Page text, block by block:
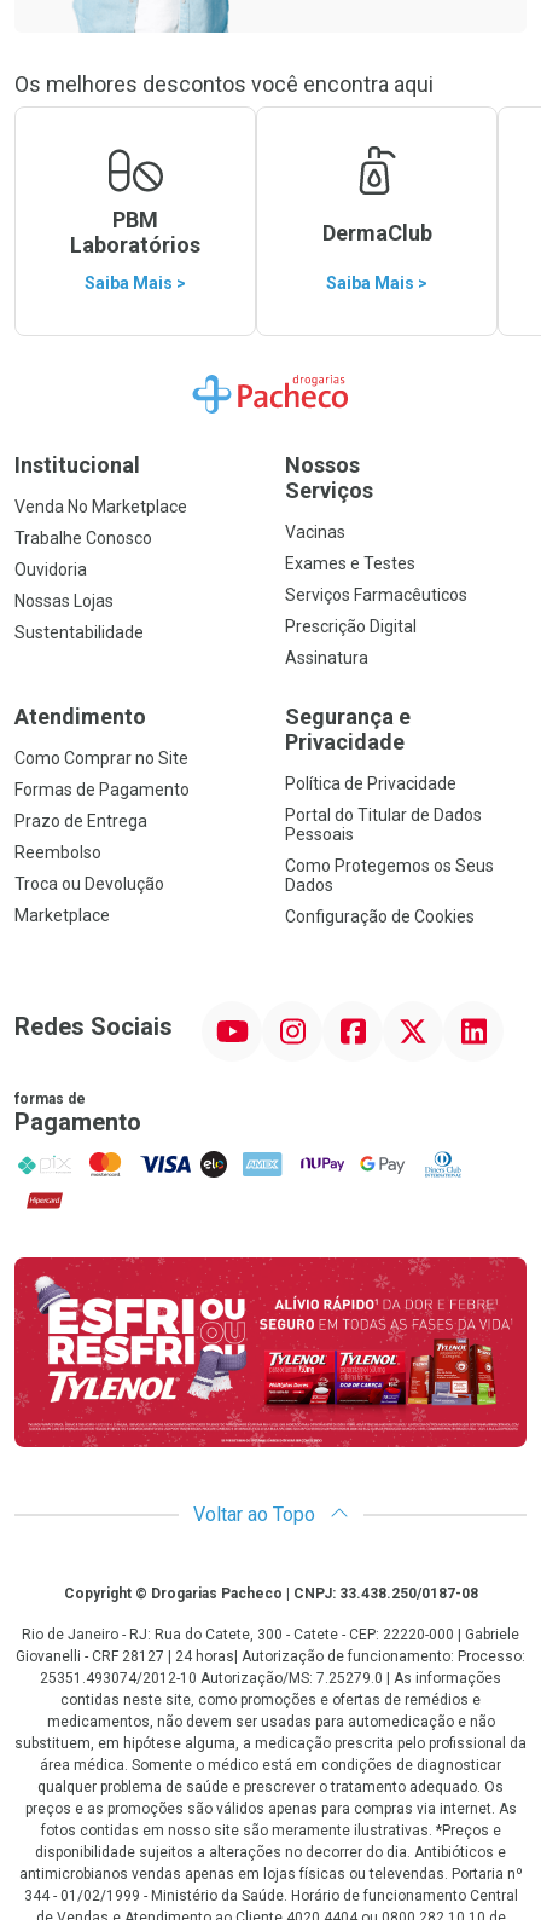
Os melhores descontos você encontra aqui
PBM
Laboratórios
Saiba Mais >
DermaClub
Saiba Mais >
Ir para a Home
Institucional
Venda No Marketplace
Trabalhe Conosco
Ouvidoria
Nossas Lojas
Sustentabilidade
Nossos
Serviços
Vacinas
Exames e Testes
Serviços Farmacêuticos
Prescrição Digital
Assinatura
Atendimento
Como Comprar no Site
Formas de Pagamento
Prazo de Entrega
Reembolso
Troca ou Devolução
Marketplace
Segurança e
Privacidade
Política de Privacidade
Portal do Titular de Dados
Pessoais
Como Protegemos os Seus
Dados
Configuração de Cookies
Redes Sociais InstagramFacebook Linkedin
formas de
Pagamento
PIX MasterCard
VISA ELO AMEX NuPay Google PayDiners Club
Hipercard
Promoção em Destaque
Voltar ao Topo
CopyrightCopyright © Drogarias Pacheco | CNPJ: 33.438.250/0187-08
Rio de Janeiro - RJ: Rua do Catete, 300 - Catete - CEP: 22220-000 | Gabriele
Giovanelli - CRF 28127 | 24 horas| Autorização de funcionamento: Processo:
25351.493074/2012-10 Autorização/MS: 7.25279.0 | As informações
contidas neste site, como promoções e ofertas de remédios e
medicamentos, não devem ser usadas para automedicação e não
substituem, em hipótese alguma, a medicação prescrita pelo profissional da
área médica. Somente o médico está em condições de diagnosticar
qualquer problema de saúde e prescrever o tratamento adequado. Os
preços e as promoções são válidos apenas para compras via internet. As
fotos contidas em nosso site são meramente ilustrativas. *Preços e
disponibilidade sujeitos a alterações no decorrer do dia. Antibióticos e
antimicrobianos vendas apenas em lojas físicas ou televendas. Portaria nº
344 - 01/02/1999 - Ministério da Saúde. Horário de funcionamento Central